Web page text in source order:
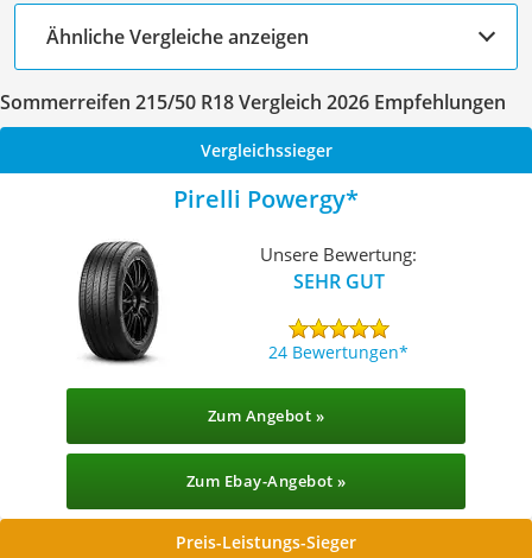
Ähnliche Vergleiche anzeigen
Sommerreifen 215/50 R18 Vergleich 2026 Empfehlungen
Vergleichssieger
Pirelli Powergy
Unsere Bewertung:
SEHR GUT
24 Bewertungen
Zum Angebot »
Zum Ebay-Angebot »
Preis-Leistungs-Sieger